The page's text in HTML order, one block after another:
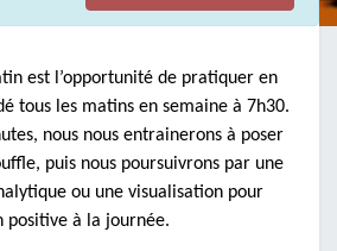
est l’opportunité de pratiquer en
tous les matins en semaine à 7h30.
nous nous entrainerons à poser
puis nous poursuivrons par une
ou une visualisation pour
positive à la journée.